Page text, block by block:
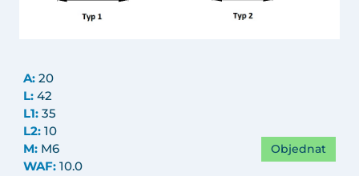
A: 20
L: 42
L1: 35
L2: 10
M: M6
WAF: 10.0
Objednat